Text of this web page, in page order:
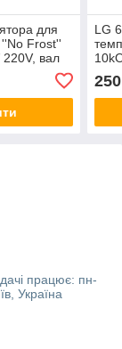
для
Frost''
вал
LG
250
працює: пн-
Україна